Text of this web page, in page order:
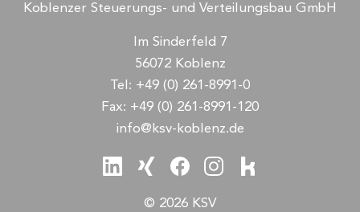
Koblenzer Steuerungs- und Verteilungsbau GmbH
Im Sinderfeld 7
56072 Koblenz
Tel: +49 (0) 261-8991-0
Fax: +49 (0) 261-8991-120
info@ksv-koblenz.de
© 2026 KSV